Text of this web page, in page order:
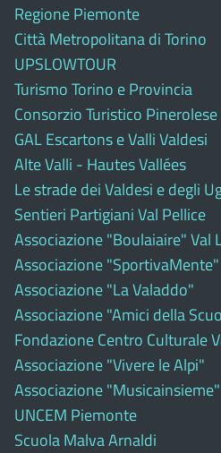
Regione Piemonte
Città Metropolitana di Torino
UPSLOWTOUR
Turismo Torino e Provincia
Consorzio Turistico Pinerolese
GAL Escartons e Valli Valdesi
Alte Valli - Hautes Vallées
Le strade dei Valdesi e degli
Sentieri Partigiani Val Pellice
Associazione "Boulaiaire" Val
Associazione "SportivaMente"
Associazione "La Valaddo"
Associazione "Amici della
Fondazione Centro Culturale
Associazione "Vivere le Alpi"
Associazione "Musicainsieme"
UNCEM Piemonte
Scuola Malva Arnaldi